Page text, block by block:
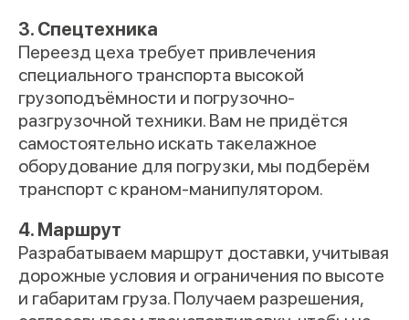
3. Спецтехника
Переезд цеха требует привлечения
специального транспорта высокой
грузоподъёмности и погрузочно-
разгрузочной техники. Вам не придётся
самостоятельно искать такелажное
оборудование для погрузки, мы подберём
транспорт с краном-манипулятором.
4. Маршрут
Разрабатываем маршрут доставки, учитывая
дорожные условия и ограничения по высоте
и габаритам груза. Получаем разрешения,